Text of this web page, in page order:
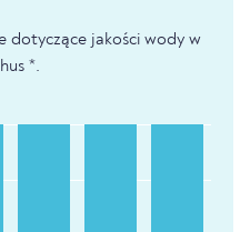
dotyczące jakości wody w
*.